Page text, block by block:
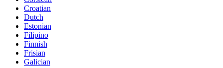
Croatian
Dutch
Estonian
Filipino
Finnish
Frisian
Galician